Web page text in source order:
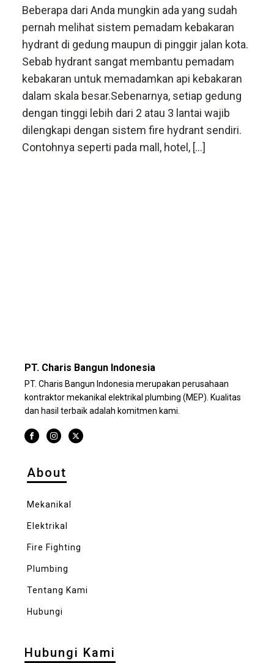
Beberapa dari Anda mungkin ada yang sudah
pernah melihat sistem pemadam kebakaran
hydrant di gedung maupun di pinggir jalan kota.
Sebab hydrant sangat membantu pemadam
kebakaran untuk memadamkan api kebakaran
dalam skala besar.Sebenarnya, setiap gedung
dengan tinggi lebih dari 2 atau 3 lantai wajib
dilengkapi dengan sistem fire hydrant sendiri.
Contohnya seperti pada mall, hotel, […]
PT. Charis Bangun Indonesia
PT. Charis Bangun Indonesia merupakan perusahaan
kontraktor mekanikal elektrikal plumbing (MEP). Kualitas
dan hasil terbaik adalah komitmen kami.
About
Mekanikal
Elektrikal
Fire Fighting
Plumbing
Tentang Kami
Hubungi
Hubungi Kami